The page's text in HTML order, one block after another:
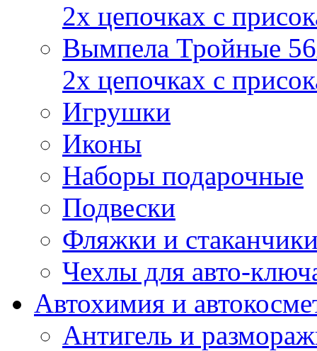
2х цепочках с
Вымпела Тройные
2х цепочках с
Игрушки
Иконы
Наборы подарочные
Подвески
Фляжки и
Чехлы для авто-
Автохимия и
Антигель и